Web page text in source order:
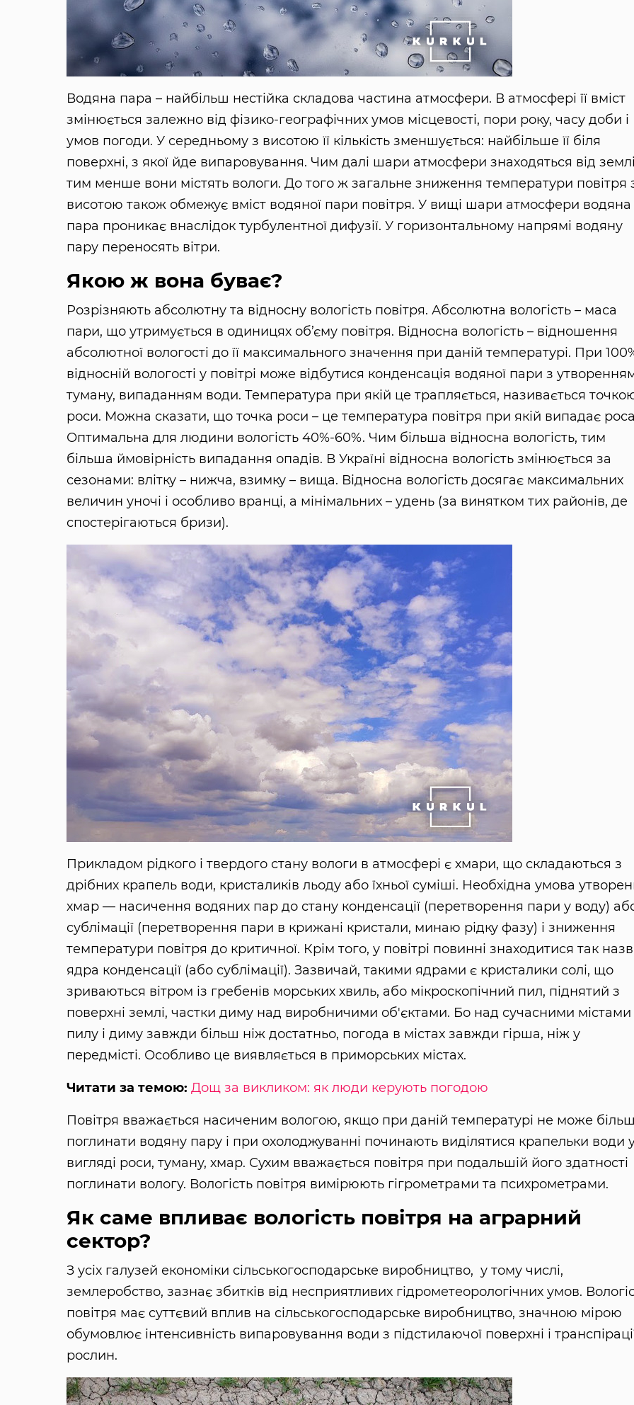
Водяна пара – найбільш нестійка складова частина атмосфери. В атмосфері її вміст
змінюється залежно від фізико-географічних умов місцевості, пори року, часу доби і
умов погоди. У середньому з висотою її кількість зменшується: найбільше її біля
поверхні, з якої йде випаровування. Чим далі шари атмосфери знаходяться від
тим менше вони містять вологи. До того ж загальне зниження температури повітря
висотою також обмежує вміст водяної пари повітря. У вищі шари атмосфери водяна
пара проникає внаслідок турбулентної дифузії. У горизонтальному напрямі водяну
пару переносять вітри.
Якою ж вона буває?
Розрізняють абсолютну та відносну вологість повітря. Абсолютна вологість – маса
пари, що утримується в одиницях об’єму повітря. Відносна вологість – відношення
абсолютної вологості до її максимального значення при даній температурі. При
відносній вологості у повітрі може відбутися конденсація водяної пари з
туману, випаданням води. Температура при якій це трапляється, називається
роси. Можна сказати, що точка роси – це температура повітря при якій випадає
Оптимальна для людини вологість 40%-60%. Чим більша відносна вологість, тим
більша ймовірність випадання опадів. В Україні відносна вологість змінюється за
сезонами: влітку – нижча, взимку – вища. Відносна вологість досягає максимальних
величин уночі і особливо вранці, а мінімальних – удень (за винятком тих районів, де
спостерігаються бризи).
Прикладом рідкого і твердого стану вологи в атмосфері є хмари, що складаються з
дрібних крапель води, кристаликів льоду або їхньої суміші. Необхідна умова
хмар — насичення водяних пар до стану конденсації (перетворення пари у воду)
сублімації (перетворення пари в крижані кристали, минаю рідку фазу) і зниження
температури повітря до критичної. Крім того, у повітрі повинні знаходитися так
ядра конденсації (або сублімації). Зазвичай, такими ядрами є кристалики солі, що
зриваються вітром із гребенів морських хвиль, або мікроскопічний пил, піднятий з
поверхні землі, частки диму над виробничими об'єктами. Бо над сучасними містами
пилу і диму завжди більш ніж достатньо, погода в містах завжди гірша, ніж у
передмісті. Особливо це виявляється в приморських містах.
Читати за темою: Дощ за викликом: як люди керують погодою
Повітря вважається насиченим вологою, якщо при даній температурі не може
поглинати водяну пару і при охолоджуванні починають виділятися крапельки води
вигляді роси, туману, хмар. Сухим вважається повітря при подальшій його здатності
поглинати вологу. Вологість повітря вимірюють гігрометрами та психрометрами.
Як саме впливає вологість повітря на аграрний
сектор?
З усіх галузей економіки сільськогосподарське виробництво, у тому числі,
землеробство, зазнає збитків від несприятливих гідрометеорологічних умов.
повітря має суттєвий вплив на сільськогосподарське виробництво, значною мірою
обумовлює інтенсивність випаровування води з підстилаючої поверхні і
рослин.